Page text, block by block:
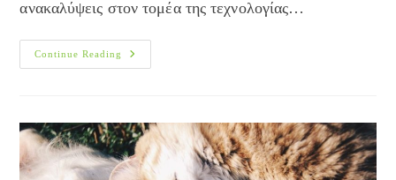
ανακαλύψεις στον τομέα της τεχνολογίας…
Continue Reading Laser